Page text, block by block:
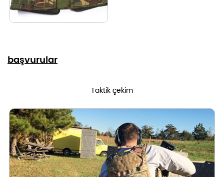
başvurular
Taktik çekim